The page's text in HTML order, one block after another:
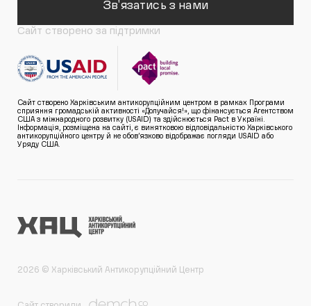
Зв'язатись з нами
Сайт створено за підтримки
Сайт створено Харківським антикорупційним центром в рамках Програми
сприяння громадській активності «Долучайся!», що фінансується Агентством
США з міжнародного розвитку (USAID) та здійснюється Pact в Україні.
Інформація, розміщена на сайті, є винятковою відповідальністю Харківського
антикорупційного центру й не обов’язково відображає погляди USAID або
Уряду США.
2026 © Харківський Антикорупційний Центр